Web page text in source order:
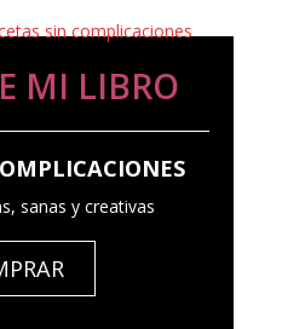
MI LIBRO
sanas y creativas